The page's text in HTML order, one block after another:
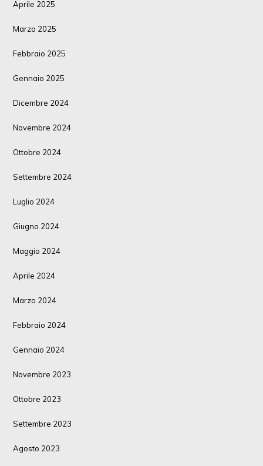
Aprile 2025
Marzo 2025
Febbraio 2025
Gennaio 2025
Dicembre 2024
Novembre 2024
Ottobre 2024
Settembre 2024
Luglio 2024
Giugno 2024
Maggio 2024
Aprile 2024
Marzo 2024
Febbraio 2024
Gennaio 2024
Novembre 2023
Ottobre 2023
Settembre 2023
Agosto 2023